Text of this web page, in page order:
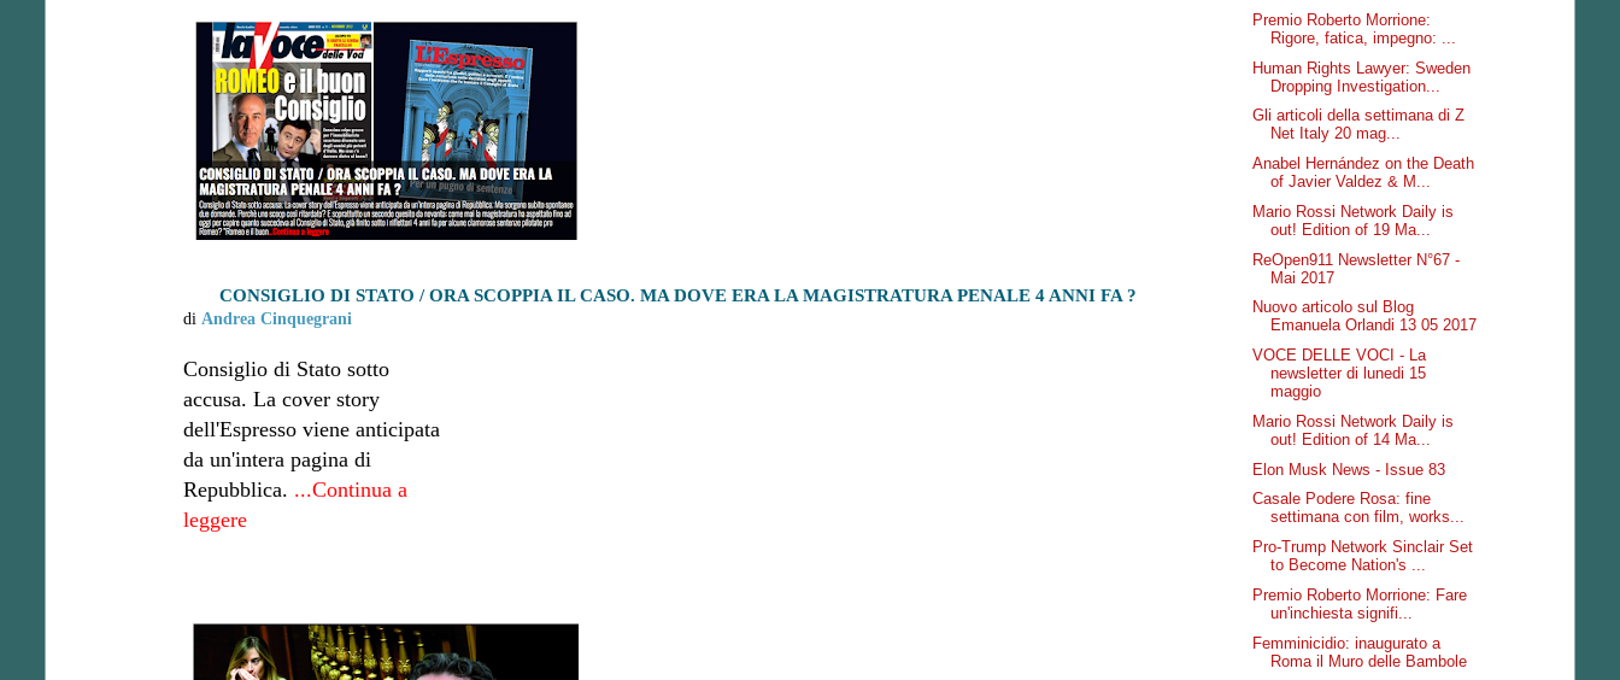
CONSIGLIO DI STATO / ORA SCOPPIA IL CASO. MA DOVE ERA LA MAGISTRATURA PENALE 4 ANNI FA ?
di Andrea Cinquegrani
Consiglio di Stato sotto
accusa. La cover story
dell'Espresso viene anticipata
da un'intera pagina di
Repubblica. ...Continua a
leggere
Premio Roberto Morrione:
Rigore, fatica, impegno: ...
Human Rights Lawyer: Sweden
Dropping Investigation...
Gli articoli della settimana di Z
Net Italy 20 mag...
Anabel Hernández on the Death
of Javier Valdez & M...
Mario Rossi Network Daily is
out! Edition of 19 Ma...
ReOpen911 Newsletter N°67 -
Mai 2017
Nuovo articolo sul Blog
Emanuela Orlandi 13 05 2017
VOCE DELLE VOCI - La
newsletter di lunedi 15
maggio
Mario Rossi Network Daily is
out! Edition of 14 Ma...
Elon Musk News - Issue 83
Casale Podere Rosa: fine
settimana con film, works...
Pro-Trump Network Sinclair Set
to Become Nation's ...
Premio Roberto Morrione: Fare
un'inchiesta signifi...
Femminicidio: inaugurato a
Roma il Muro delle Bambole